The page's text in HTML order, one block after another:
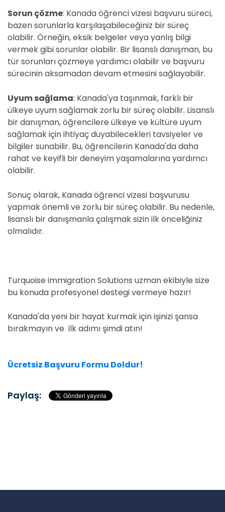
Sorun çözme: Kanada öğrenci vizesi başvuru süreci,
bazen sorunlarla karşılaşabileceğiniz bir süreç
olabilir. Örneğin, eksik belgeler veya yanlış bilgi
vermek gibi sorunlar olabilir. Bir lisanslı danışman, bu
tür sorunları çözmeye yardımcı olabilir ve başvuru
sürecinin aksamadan devam etmesini sağlayabilir.
Uyum sağlama: Kanada'ya taşınmak, farklı bir
ülkeye uyum sağlamak zorlu bir süreç olabilir. Lisanslı
bir danışman, öğrencilere ülkeye ve kültüre uyum
sağlamak için ihtiyaç duyabilecekleri tavsiyeler ve
bilgiler sunabilir. Bu, öğrencilerin Kanada'da daha
rahat ve keyifli bir deneyim yaşamalarına yardımcı
olabilir.
Sonuç olarak, Kanada öğrenci vizesi başvurusu
yapmak önemli ve zorlu bir süreç olabilir. Bu nedenle,
lisanslı bir danışmanla çalışmak sizin ilk önceliğiniz
olmalıdır.
Turquoise immigration Solutions uzman ekibiyle size
bu konuda profesyonel destegi vermeye hazır!
Kanada'da yeni bir hayat kurmak için işinizi şansa
bırakmayın ve ilk adımı şimdi atın!
Ücretsiz Başvuru Formu Doldur!
Paylaş: